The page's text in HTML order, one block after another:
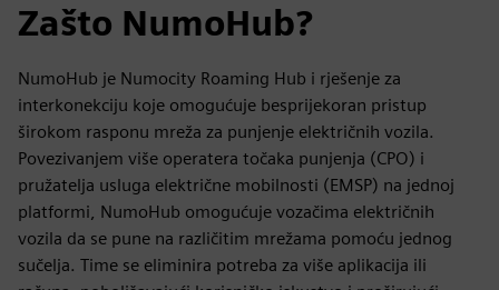
Zašto NumoHub?
NumoHub je Numocity Roaming Hub i rješenje za
interkonekciju koje omogućuje besprijekoran pristup
širokom rasponu mreža za punjenje električnih vozila.
Povezivanjem više operatera točaka punjenja (CPO) i
pružatelja usluga električne mobilnosti (EMSP) na jednoj
platformi, NumoHub omogućuje vozačima električnih
vozila da se pune na različitim mrežama pomoću jednog
sučelja. Time se eliminira potreba za više aplikacija ili